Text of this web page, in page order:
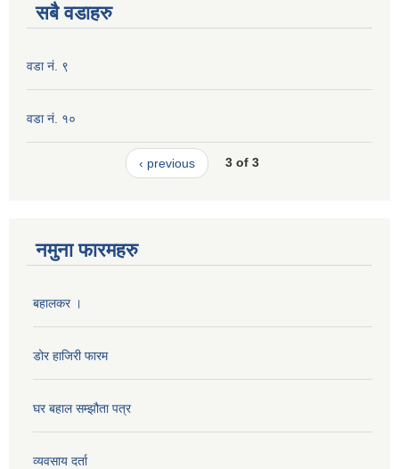
सबै वडाहरु
वडा नं. ९
वडा नं. १०
‹ previous 3 of 3
नमुना फारमहरु
बहालकर ।
डोर हाजिरी फारम
घर बहाल सम्झौता पत्र
व्यवसाय दर्ता